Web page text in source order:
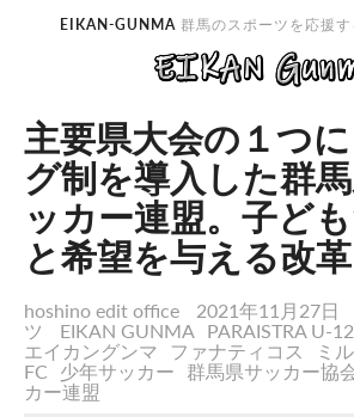
EIKAN-GUNMA 群馬のスポーツを応援
主要県大会の１つ
グ制を導入した群
ッカー連盟。子ど
と希望を与える改
hoshino edit office 2021年11月27日
ツ
EIKAN GUNMA PARAISTRA U-12
エイカングンマ
ファナティコス ミ
FC
少年サッカー 群馬県サッカー協
カー連盟